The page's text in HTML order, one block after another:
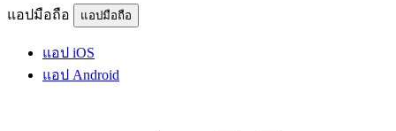
แอปมือถือ แอปมือถือ
แอป iOS
แอป Android